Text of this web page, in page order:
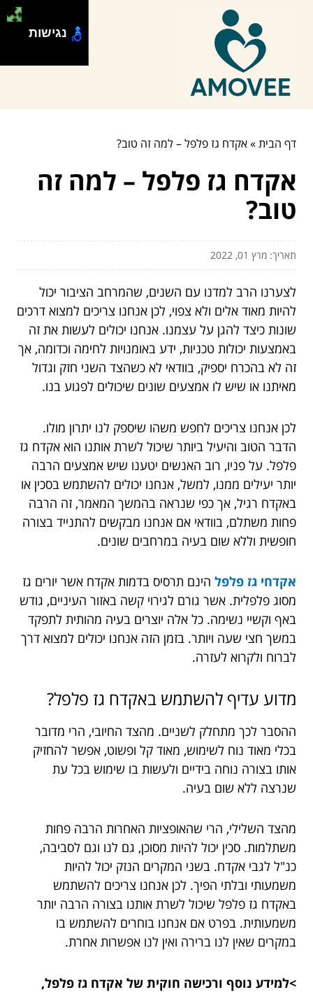
דף הבית»אקדח גז פלפל – למה זה טוב?
אקדח גז פלפל – למה זה
טוב?
תאריך: מרץ 01, 2022
לצערנו הרב למדנו עם השנים, שהמרחב הציבור יכול
להיות מאוד אלים ולא צפוי, לכן אנחנו צריכים למצוא דרכים
שונות כיצד להגן על עצמנו. אנחנו יכולים לעשות את זה
באמצעות יכולות טכניות, ידע באומנויות לחימה וכדומה, אך
זה לא בהכרח יספיק, בוודאי לא כשהצד השני חזק וגדול
מאיתנו או שיש לו אמצעים שונים שיכולים לפגוע בנו.
לכן אנחנו צריכים לחפש משהו שיספק לנו יתרון מולו.
הדבר הטוב והיעיל ביותר שיכול לשרת אותנו הוא אקדח גז
פלפל. על פניו, רוב האנשים יטענו שיש אמצעים הרבה
יותר יעילים ממנו, למשל, אנחנו יכולים להשתמש בסכין או
באקדח רגיל, אך כפי שנראה בהמשך המאמר, זה הרבה
פחות משתלם, בוודאי אם אנחנו מבקשים להתנייד בצורה
חופשית וללא שום בעיה במרחבים שונים.
אקדחי גז פלפל הינם תרסיס בדמות אקדח אשר יורים גז
מסוג פלפלית. אשר גורם לגירוי קשה באזור העיניים, גודש
באף וקשיי נשימה. כל אלה יוצרים בעיה מהותית לתפקד
במשך חצי שעה ויותר. בזמן הזה אנחנו יכולים למצוא דרך
לברוח ולקרוא לעזרה.
מדוע עדיף להשתמש באקדח גז פלפל?
ההסבר לכך מתחלק לשניים. מהצד החיובי, הרי מדובר
בכלי מאוד נוח לשימוש, מאוד קל ופשוט, אפשר להחזיק
אותו בצורה נוחה בידיים ולעשות בו שימוש בכל עת
שנרצה ללא שום בעיה.
מהצד השלילי, הרי שהאופציות האחרות הרבה פחות
משתלמות. סכין יכול להיות מסוכן, גם לנו וגם לסביבה,
כנ"ל לגבי אקדח. בשני המקרים הנזק יכול להיות
משמעותי ובלתי הפיך. לכן אנחנו צריכים להשתמש
באקדח גז פלפל שיכול לשרת אותנו בצורה הרבה יותר
משמעותית. בפרט אם אנחנו בוחרים להשתמש בו
במקרים שאין לנו ברירה ואין לנו אפשרות אחרת.
>למידע נוסף ורכישה חוקית של אקדח גז פלפל,
נגישות